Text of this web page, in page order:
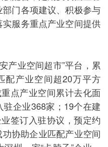
门各项建议、积极参与
服务重点产业空间提供
业空间超市”平台，累
配产业空间超20万平方
点产业空间累计去化面
企业368家；19个在建
签订入驻协议，预定约
协助企业匹配产业空间